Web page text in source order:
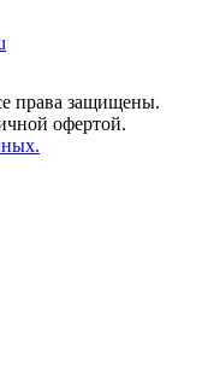
права защищены.
офертой.